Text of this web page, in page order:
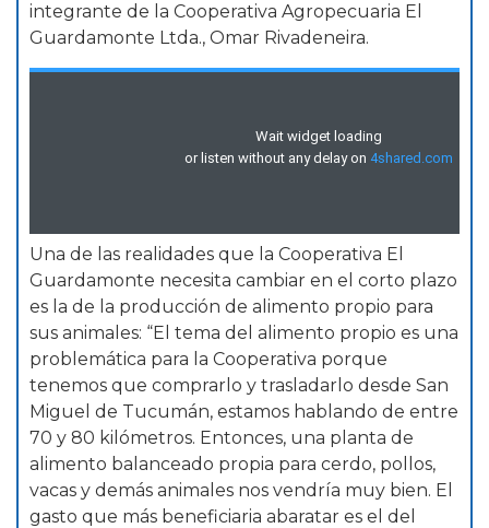
integrante de la Cooperativa Agropecuaria El
Guardamonte Ltda., Omar Rivadeneira.
Una de las realidades que la Cooperativa El
Guardamonte necesita cambiar en el corto plazo
es la de la producción de alimento propio para
sus animales: “El tema del alimento propio es una
problemática para la Cooperativa porque
tenemos que comprarlo y trasladarlo desde San
Miguel de Tucumán, estamos hablando de entre
70 y 80 kilómetros. Entonces, una planta de
alimento balanceado propia para cerdo, pollos,
vacas y demás animales nos vendría muy bien. El
gasto que más beneficiaria abaratar es el del